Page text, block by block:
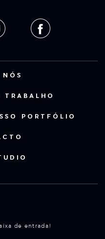
NÓS
TRABALHO
PORTFÓLIO
de entrada!